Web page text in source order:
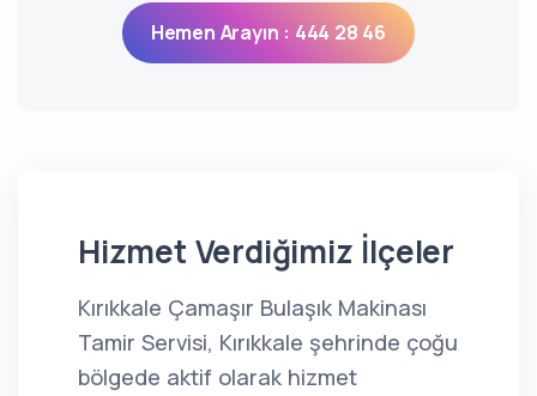
Hemen Arayın : 444 28 46
Hizmet Verdiğimiz İlçeler
Kırıkkale Çamaşır Bulaşık Makinası
Tamir Servisi, Kırıkkale şehrinde çoğu
bölgede aktif olarak hizmet